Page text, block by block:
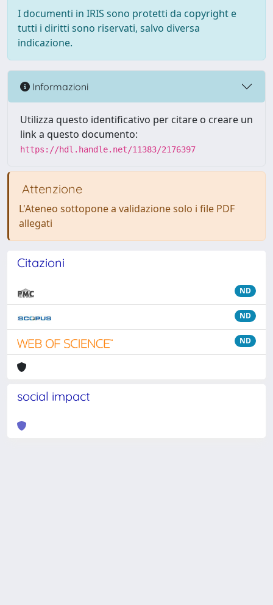
I documenti in IRIS sono protetti da copyright e
tutti i diritti sono riservati, salvo diversa
indicazione.
Informazioni
Utilizza questo identificativo per citare o creare un
link a questo documento:
https://hdl.handle.net/11383/2176397
Attenzione
L'Ateneo sottopone a validazione solo i file PDF
allegati
Citazioni
ND
ND
ND
social impact